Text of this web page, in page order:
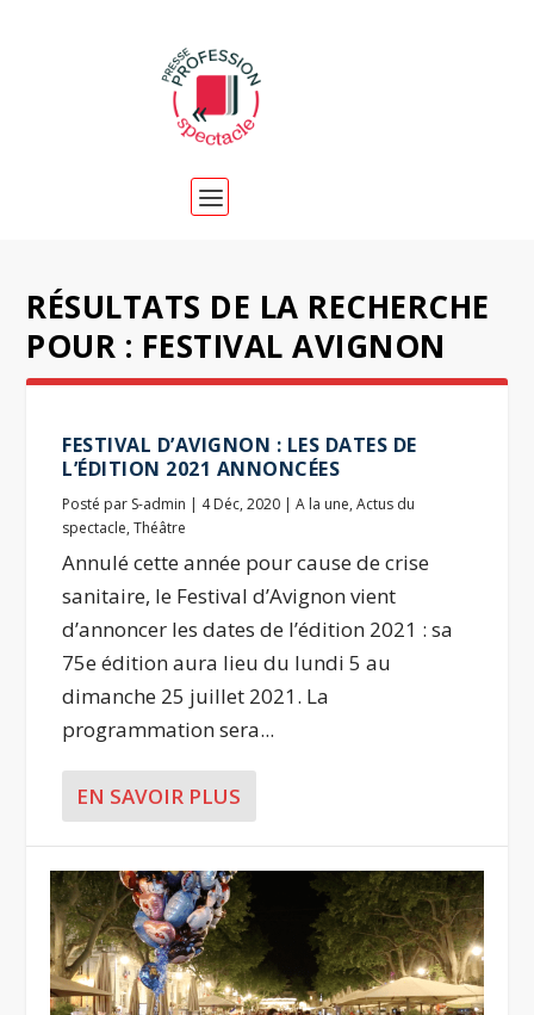
RÉSULTATS DE LA RECHERCHE
POUR : FESTIVAL AVIGNON
FESTIVAL D’AVIGNON : LES DATES DE
L’ÉDITION 2021 ANNONCÉES
Posté par S-admin | 4 Déc, 2020 |A la une,Actus du
spectacle,Théâtre
Annulé cette année pour cause de crise
sanitaire, le Festival d’Avignon vient
d’annoncer les dates de l’édition 2021 : sa
75e édition aura lieu du lundi 5 au
dimanche 25 juillet 2021. La
programmation sera...
EN SAVOIR PLUS